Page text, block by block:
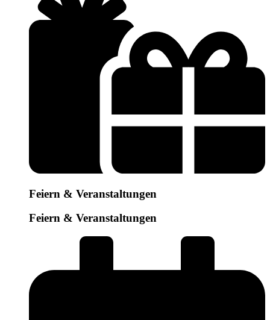
Feiern & Veranstaltungen
Feiern & Veranstaltungen